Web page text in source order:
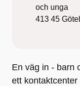
och unga
413 45
En väg in - barn
ett